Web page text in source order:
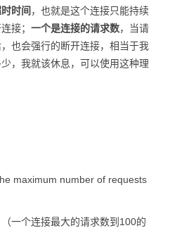
时间 ，也就是这个连接只能持续
接； 一个是连接的请求数，当请
也会强行的断开连接，相当于我
，我就该休息，可以使用这种理
maximum number of requests
一个连接最大的请求数到100的